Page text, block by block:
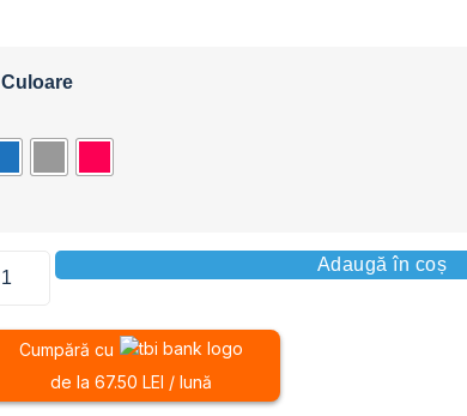
Culoare
Adaugă în coș
Cumpără cu
de la 67.50 LEI / lună